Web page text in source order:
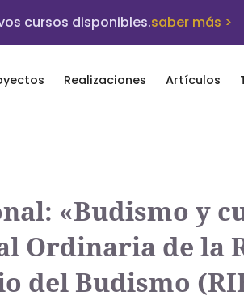
cursos disponibles.saber más >
Realizaciones Artículos
«Budismo y
Ordinaria de la
del Budismo